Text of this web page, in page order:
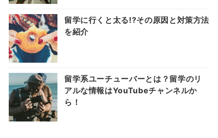
留学に行くと太る!?その原因と対策方法
を紹介
留学系ユーチューバーとは？留学のリ
アルな情報はYouTubeチャンネルか
ら！